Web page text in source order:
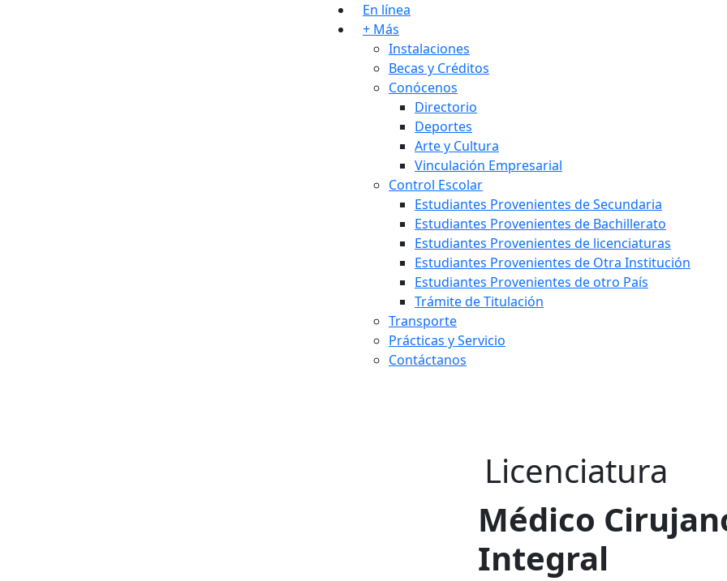
En línea
+ Más
Instalaciones
Becas y Créditos
Conócenos
Directorio
Deportes
Arte y Cultura
Vinculación Empresarial
Control Escolar
Estudiantes Provenientes de Secundaria
Estudiantes Provenientes de Bachillerato
Estudiantes Provenientes de licenciaturas
Estudiantes Provenientes de Otra Institución
Estudiantes Provenientes de otro País
Trámite de Titulación
Transporte
Prácticas y Servicio
Contáctanos
Licenciatura
Médico
Integral